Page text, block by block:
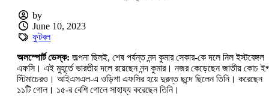
by
June 10, 2023
ফুটবল
অলস্পোর্ট ডেস্ক: জল্পনা ছিলই, শেষ পর্যন্ত নন্দ কুমার সেকার-কে দলে নিল ইস্টবেঙ্গল
এফসি। এই মুহূর্তে ভারতীয় দলে রয়েছেন নন্দ কুমার। নজর কেড়েছেন জাতীয় কোচ
স্টিমাচেরও। আইএসএল-এ ওড়িশা এফসির হয়ে দুরন্ত ছন্দে ছিলেন তিনি। করেছেন
১১টি গোল। ১৫-র বেশি গোলে সাহায্য করেছেন তিনি।